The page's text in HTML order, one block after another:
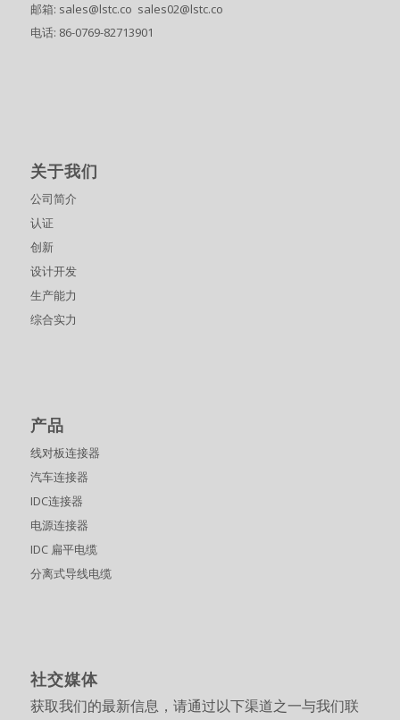
邮箱: sales@lstc.co sales02@lstc.co
电话: 86-0769-82713901
关于我们
公司简介
认证
创新
设计开发
生产能力
综合实力
产品
线对板连接器
汽车连接器
IDC连接器
电源连接器
IDC 扁平电缆
分离式导线电缆
社交媒体
获取我们的最新信息，请通过以下渠道之一与我们联